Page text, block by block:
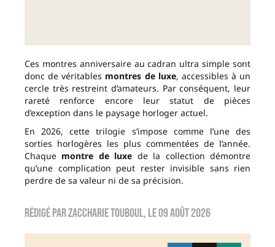
Ces montres anniversaire au cadran ultra simple sont
donc de véritables montres de luxe, accessibles à un
cercle très restreint d’amateurs. Par conséquent, leur
rareté renforce encore leur statut de pièces
d’exception dans le paysage horloger actuel.
En 2026, cette trilogie s’impose comme l’une des
sorties horlogères les plus commentées de l’année.
Chaque montre de luxe de la collection démontre
qu’une complication peut rester invisible sans rien
perdre de sa valeur ni de sa précision.
Rédigé parzaccharie touboul, le09 août 2026